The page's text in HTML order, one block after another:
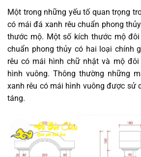
Một trong những yếu tố quan trọng
có mái đá xanh rêu chuẩn phong
thước mộ. Một số kích thước mộ
chuẩn phong thủy có hai loại chính
rêu có mái hình chữ nhật và mộ
hình vuông. Thông thường những
xanh rêu có mái hình vuông được sử
táng.